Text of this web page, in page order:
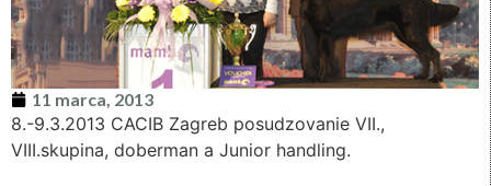
11 marca, 2013
8.-9.3.2013 CACIB Zagreb posudzovanie VII.,
VIII.skupina, doberman a Junior handling.